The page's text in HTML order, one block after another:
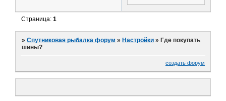
Страница:1
»Спутниковая рыбалка форум »Настройки »Где покупать
шины?
создать форум